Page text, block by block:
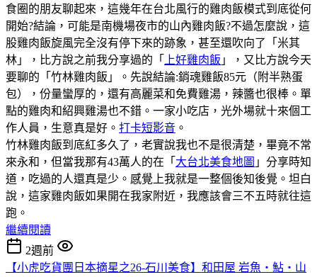
食圈的朋友聊起來，這幾年在台北風行的雞肉飯模式到底從何
開始?結論，可能是南機場夜市的山內雞肉飯?不過怎麼說，這
股雞肉飯旋風完全沒有停下來的跡象，甚至還吹向了「米其
林」，比方說之前我分享過的「
上好雞肉飯 」，又比方說今天
要聊的「竹林雞肉飯」。先說結論:銷魂雞飯85元（附半熟蛋
包），份量蠻厚的，還有高麗菜和免費雞湯，辣醬也很棒。單
點的雞肉和紹興雞湯也不錯。一家小吃店，光外場就十來個工
作人員，生意真是好。 打卡短影音 。
竹林雞肉飯到底紅多久了，老實說我也不是很清楚，畢竟不常
來永和，但當我那有43萬人的在「 大台北美食地圖 」分享時知
道，吃過的人還真是少。感覺上我就是一整個後知後覺。坦白
說，這家雞肉飯如果開在我家附近，我應該會三不五時就往這
跑。
繼續閱讀
2週前
【小虎吃貨團日本摘星之26-石川美食】和田屋 岩魚・鮎・山